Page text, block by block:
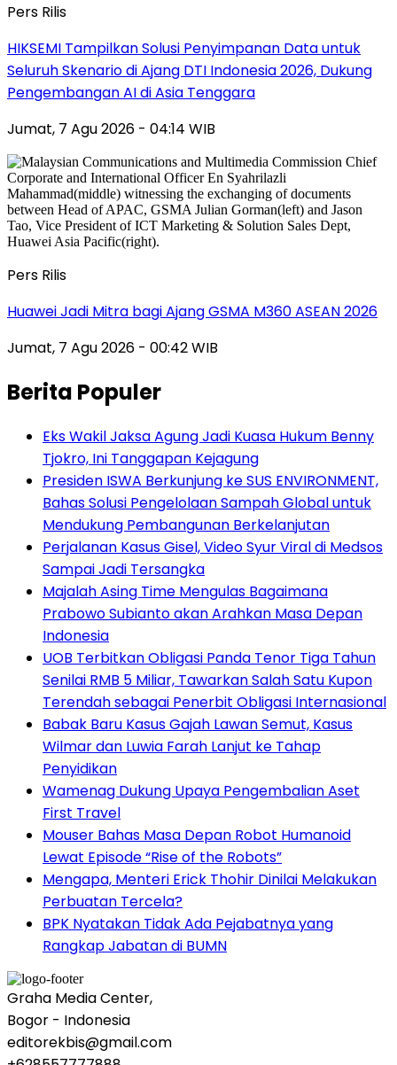
Pers Rilis
HIKSEMI Tampilkan Solusi Penyimpanan Data untuk
Seluruh Skenario di Ajang DTI Indonesia 2026, Dukung
Pengembangan AI di Asia Tenggara
Jumat, 7 Agu 2026 - 04:14 WIB
Pers Rilis
Huawei Jadi Mitra bagi Ajang GSMA M360 ASEAN 2026
Jumat, 7 Agu 2026 - 00:42 WIB
Berita Populer
Eks Wakil Jaksa Agung Jadi Kuasa Hukum Benny
Tjokro, Ini Tanggapan Kejagung
Presiden ISWA Berkunjung ke SUS ENVIRONMENT,
Bahas Solusi Pengelolaan Sampah Global untuk
Mendukung Pembangunan Berkelanjutan
Perjalanan Kasus Gisel, Video Syur Viral di Medsos
Sampai Jadi Tersangka
Majalah Asing Time Mengulas Bagaimana
Prabowo Subianto akan Arahkan Masa Depan
Indonesia
UOB Terbitkan Obligasi Panda Tenor Tiga Tahun
Senilai RMB 5 Miliar, Tawarkan Salah Satu Kupon
Terendah sebagai Penerbit Obligasi Internasional
Babak Baru Kasus Gajah Lawan Semut, Kasus
Wilmar dan Luwia Farah Lanjut ke Tahap
Penyidikan
Wamenag Dukung Upaya Pengembalian Aset
First Travel
Mouser Bahas Masa Depan Robot Humanoid
Lewat Episode “Rise of the Robots”
Mengapa, Menteri Erick Thohir Dinilai Melakukan
Perbuatan Tercela?
BPK Nyatakan Tidak Ada Pejabatnya yang
Rangkap Jabatan di BUMN
Graha Media Center,
Bogor - Indonesia
editorekbis@gmail.com